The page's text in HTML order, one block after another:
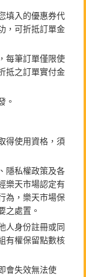
填入的優惠券代
，可折抵訂單金
每筆訂單僅限使
抵之訂單實付金
。
得使用資格，須
隱私權政策及各
樂天市場認定有
為，樂天市場保
之處置。
人身份註冊或同
有權保留點數核
會失效無法使